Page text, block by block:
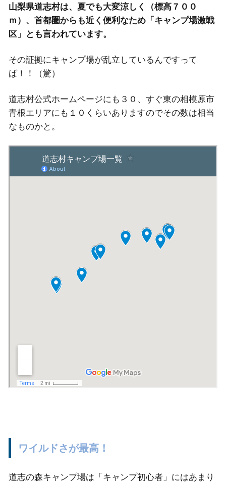
山梨県道志村は、夏でも大変涼しく（標高７００
ｍ）、首都圏からも近く便利なため「キャンプ場激戦
区」とも言われています。
その証拠にキャンプ場が乱立しているんですって
ば！！（驚）
道志村公式ホームページにも３０、すぐ東の相模原市
青根エリアにも１０くらいありますのでその数は相当
なものかと。
ワイルドさが最高！
道志の森キャンプ場は「キャンプ初心者」にはあまり